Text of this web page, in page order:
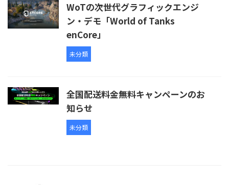
WoTの次世代グラフィックエンジ
ン・デモ「World of Tanks
enCore」
未分類
全国配送料金無料キャンペーンのお
知らせ
未分類